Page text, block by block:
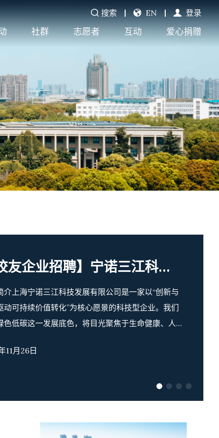
搜索 EN 登录
社群 志愿者 互动 爱心捐赠
【校友企业招聘】宁诺三江科技发展有限公司现招聘人事行政经理（五年以上经验）
介上海宁诺三江科技发展有限公司是一家以“创新与
动可持续价值转化”为核心愿景的科技型企业。我们
色低碳这一发展底色，将目光聚焦于生命健康、人
践相结合的理念，一方面积极联动国际校友平台，
凭借自身在技术研发上的不懈努力，不断推动科技
业化转化。通过技术突破与产业生态构建双轮驱
公司不仅致力于成为推动区域产业升级与可持续发
11月26日